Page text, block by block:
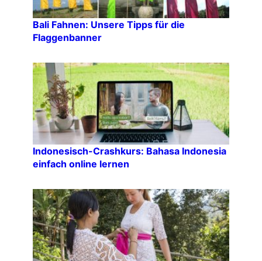
Bali Fahnen: Unsere Tipps für die
Flaggenbanner
Indonesisch-Crashkurs: Bahasa Indonesia
einfach online lernen